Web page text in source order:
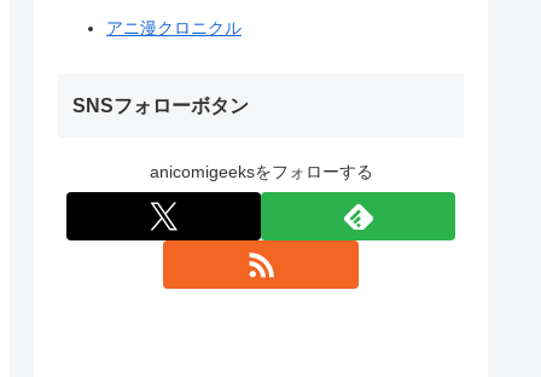
アニ漫クロニクル
SNSフォローボタン
anicomigeeksをフォローする